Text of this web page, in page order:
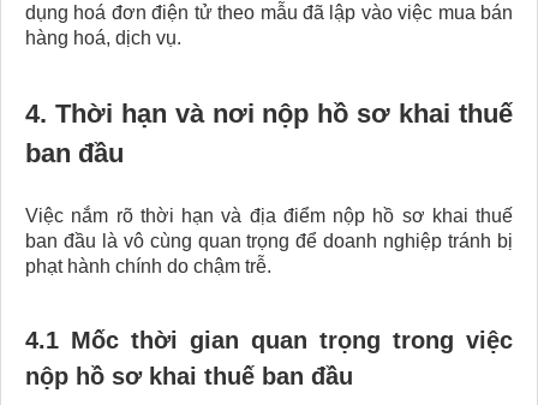
dụng hoá đơn điện tử theo mẫu đã lập vào việc mua bán
hàng hoá, dịch vụ.
4. Thời hạn và nơi nộp hồ sơ khai thuế
ban đầu
Việc nắm rõ thời hạn và địa điểm nộp hồ sơ khai thuế
ban đầu là vô cùng quan trọng để doanh nghiệp tránh bị
phạt hành chính do chậm trễ.
4.1 Mốc thời gian quan trọng trong việc
nộp hồ sơ khai thuế ban đầu